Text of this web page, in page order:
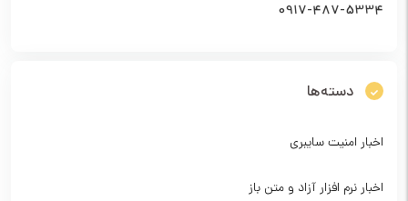
0917-487-5334
دسته‌ها
اخبار امنیت سایبری
اخبار نرم افزار آزاد و متن باز